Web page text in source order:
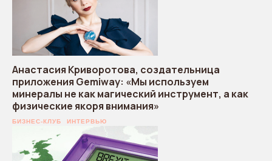
Анастасия Криворотова, создательница
приложения Gemiway: «Мы используем
минералы не как магический инструмент, а как
физические якоря внимания»
БИЗНЕС-КЛУБ ИНТЕРВЬЮ